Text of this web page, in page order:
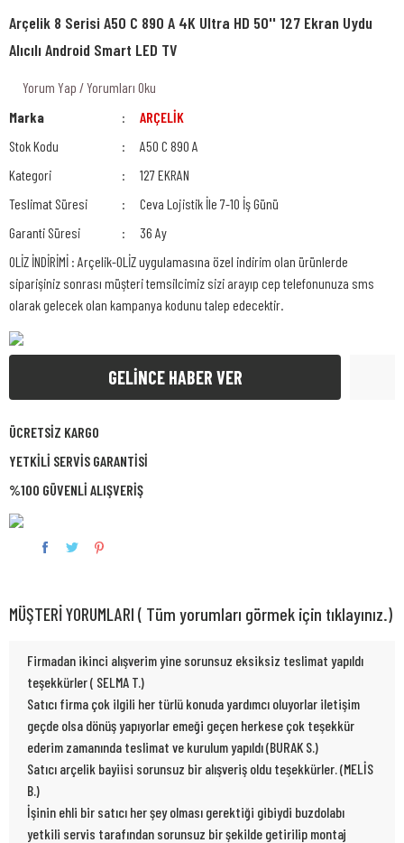
Arçelik 8 Serisi A50 C 890 A 4K Ultra HD 50'' 127 Ekran Uydu
Alıcılı Android Smart LED TV
Yorum Yap / Yorumları Oku
Marka
ARÇELİK
Stok Kodu
A50 C 890 A
Kategori
127 EKRAN
Teslimat Süresi
Ceva Lojistik İle 7-10 İş Günü
Garanti Süresi
36 Ay
OLİZ İNDİRİMİ : Arçelik-OLİZ uygulamasına özel indirim olan ürünlerde
siparişiniz sonrası müşteri temsilcimiz sizi arayıp cep telefonunuza sms
olarak gelecek olan kampanya kodunu talep edecektir.
GELİNCE HABER VER
ÜCRETSİZ KARGO
YETKİLİ SERVİS GARANTİSİ
%100 GÜVENLİ ALIŞVERİŞ
MÜŞTERİ YORUMLARI ( Tüm yorumları görmek için tıklayınız.)
Firmadan ikinci alışverim yine sorunsuz eksiksiz teslimat yapıldı
teşekkürler ( SELMA T.)
Satıcı firma çok ilgili her türlü konuda yardımcı oluyorlar iletişim
geçde olsa dönüş yapıyorlar emeği geçen herkese çok teşekkür
ederim zamanında teslimat ve kurulum yapıldı (BURAK S.)
Satıcı arçelik bayiisi sorunsuz bir alışveriş oldu teşekkürler. (MELİS
B.)
İşinin ehli bir satıcı her şey olması gerektiği gibiydi buzdolabı
yetkili servis tarafından sorunsuz bir şekilde getirilip montaj